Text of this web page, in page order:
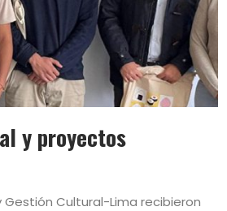
y proyectos
Gestión Cultural-Lima recibieron